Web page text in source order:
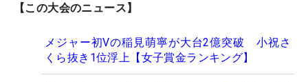
【この大会のニュース】
メジャー初Vの稲見萌寧が大台2億突破 小祝さ
くら抜き1位浮上【女子賞金ランキング】